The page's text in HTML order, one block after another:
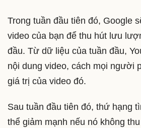
Trong tuần đầu tiên đó, Google
video của bạn để thu hút lưu
đầu. Từ dữ liệu của tuần đầu,
nội dung video, cách mọi người
giá trị của video đó.
Sau tuần đầu tiên đó, thứ hạng
thể giảm mạnh nếu nó không